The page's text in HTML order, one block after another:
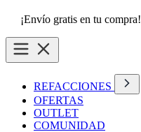
¡Envío gratis en tu compra!
REFACCIONES
OFERTAS
OUTLET
COMUNIDAD